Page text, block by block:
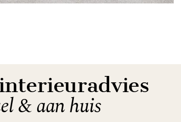
& aan huis